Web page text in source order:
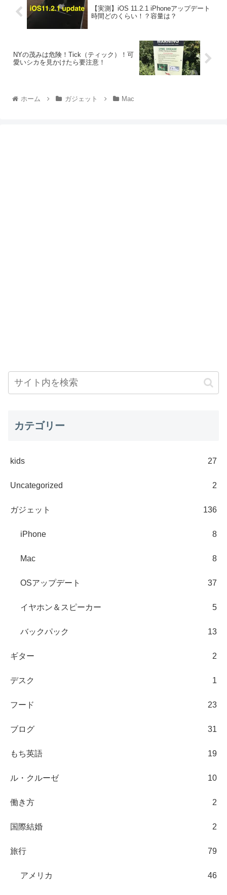
【実測】iOS 11.2.1 iPhoneアップデート
時間どのくらい！？容量は？
NYの茂みは危険！Tick（ティック）！可
愛いシカを見かけたら要注意！
ホーム ガジェット Mac
カテゴリー
kids 27
Uncategorized 2
ガジェット 136
iPhone 8
Mac 8
OSアップデート 37
イヤホン＆スピーカー 5
バックパック 13
ギター 2
デスク 1
フード 23
ブログ 31
もち英語 19
ル・クルーゼ 10
働き方 2
国際結婚 2
旅行 79
アメリカ 46